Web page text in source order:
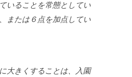
いることを常態としてい
または６点を加点してい
大きくすることは、入園